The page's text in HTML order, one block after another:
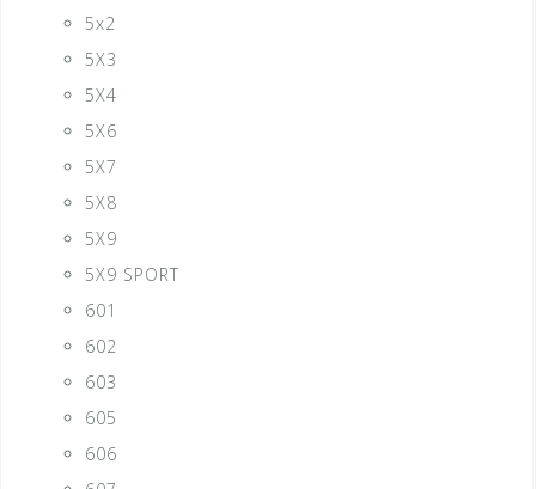
5x2
5X3
5X4
5X6
5X7
5X8
5X9
5X9 SPORT
601
602
603
605
606